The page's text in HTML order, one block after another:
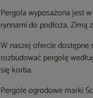
Pergola wyposażona jest
rynnami do podłoża. Zimą
W naszej ofercie
rozbudować pergolę
się korba.
Pergole ogrodowe marki